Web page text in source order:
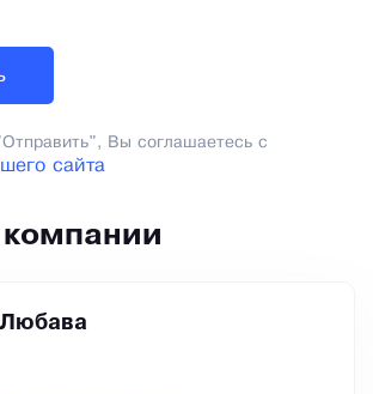
Вы соглашаетесь с
сайта